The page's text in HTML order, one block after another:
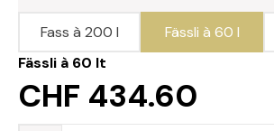
Fässli à 60 lt
CHF 434.60
Fass à 200 l Fässli à 60 l